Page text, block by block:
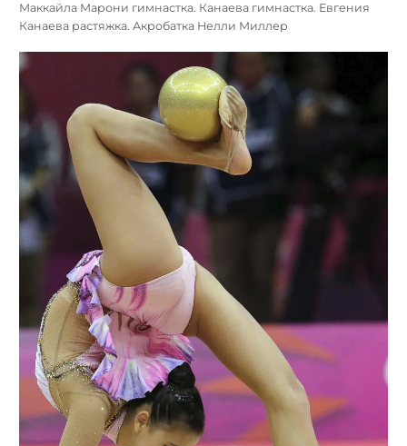
Маккайла Марони гимнастка. Канаева гимнастка. Евгения
Канаева растяжка. Акробатка Нелли Миллер